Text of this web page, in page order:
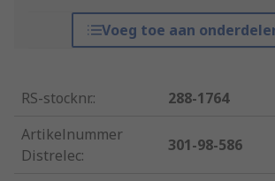
Voeg toe aan
RS-stocknr.:
288-1764
Artikelnummer
Distrelec:
301-98-586